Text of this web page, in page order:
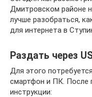
Дмитровском районе
лучше разобраться,
для интернета в
Раздать через
Для этого
смартфон и ПК. После
инструкции: